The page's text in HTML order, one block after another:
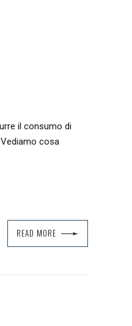
il consumo di
cosa
READ MORE